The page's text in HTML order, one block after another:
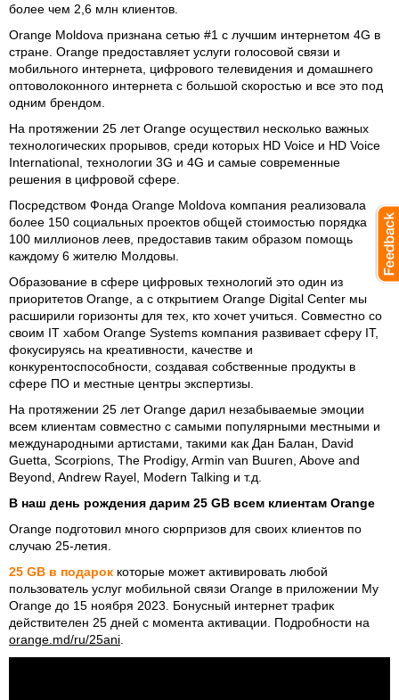
более чем 2,6 млн клиентов.
Orange Moldova признана сетью #1 с лучшим интернетом 4G в
стране. Orange предоставляет услуги голосовой связи и
мобильного интернета, цифрового телевидения и домашнего
оптоволоконного интернета с большой скоростью и все это под
одним брендом.
На протяжении 25 лет Orange осуществил несколько важных
технологических прорывов, среди которых HD Voice и HD Voice
International, технологии 3G и 4G и самые современные
решения в цифровой сфере.
Посредством Фонда Orange Moldova компания реализовала
более 150 социальных проектов общей стоимостью порядка
100 миллионов леев, предоставив таким образом помощь
каждому 6 жителю Молдовы.
Образование в сфере цифровых технологий это один из
приоритетов Orange, а с открытием Orange Digital Center мы
расширили горизонты для тех, кто хочет учиться. Совместно со
своим IT хабом Orange Systems компания развивает сферу IT,
фокусируясь на креативности, качестве и
конкурентоспособности, создавая собственные продукты в
сфере ПО и местные центры экспертизы.
На протяжении 25 лет Orange дарил незабываемые эмоции
всем клиентам совместно с самыми популярными местными и
международными артистами, такими как Дан Балан, David
Guetta, Scorpions, The Prodigy, Armin van Buuren, Above and
Beyond, Andrew Rayel, Modern Talking и т.д.
В наш день рождения дарим 25 GB всем клиентам Orange
Orange подготовил много сюрпризов для своих клиентов по
случаю 25-летия.
25 GB в подарок которые может активировать любой
пользователь услуг мобильной связи Orange в приложении My
Orange до 15 ноября 2023. Бонусный интернет трафик
действителен 25 дней с момента активации. Подробности на
orange.md/ru/25ani